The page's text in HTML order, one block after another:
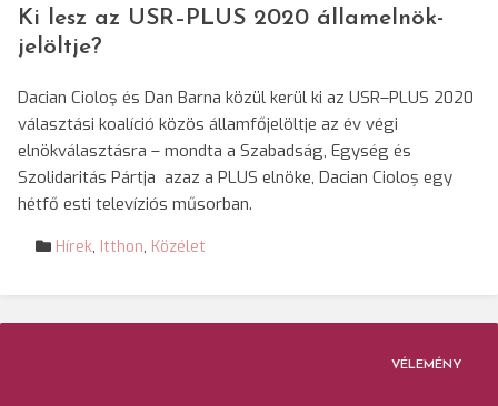
Ki lesz az USR–PLUS 2020 államelnök-
jelöltje?
Dacian Cioloş és Dan Barna közül kerül ki az USR–PLUS 2020
választási koalíció közös államfőjelöltje az év végi
elnökválasztásra – mondta a Szabadság, Egység és
Szolidaritás Pártja azaz a PLUS elnöke, Dacian Cioloș egy
hétfő esti televíziós műsorban.
Hírek, Itthon, Közélet
VÉLEMÉNY